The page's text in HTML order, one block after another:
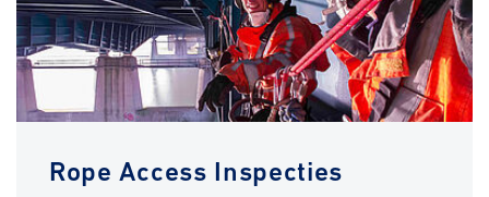
Rope Access Inspecties